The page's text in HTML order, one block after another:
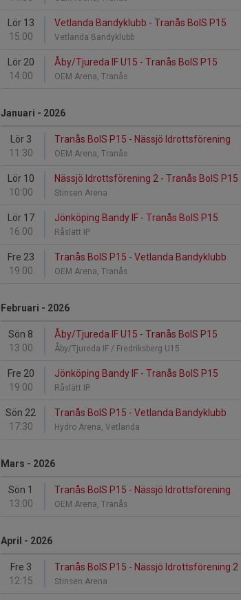
Lör 13
15:00
Vetlanda Bandyklubb - Tranås BoIS P15
Vetlanda Bandyklubb
Lör 20
14:00
Åby/Tjureda IF U15 - Tranås BoIS P15
OEM Arena, Tranås
Januari - 2026
Lör 3
11:30
Tranås BoIS P15 - Nässjö Idrottsförening
OEM Arena, Tranås
Lör 10
10:00
Nässjö Idrottsförening 2 - Tranås BoIS P15
Stinsen Arena
Lör 17
16:00
Jönköping Bandy IF - Tranås BoIS P15
Råslätt IP
Fre 23
19:00
Tranås BoIS P15 - Vetlanda Bandyklubb
OEM Arena, Tranås
Februari - 2026
Sön 8
13:00
Åby/Tjureda IF U15 - Tranås BoIS P15
Åby/Tjureda IF / Fredriksberg U15
Fre 20
19:00
Jönköping Bandy IF - Tranås BoIS P15
Råslätt IP
Sön 22
17:30
Tranås BoIS P15 - Vetlanda Bandyklubb
Hydro Arena, Vetlanda
Mars - 2026
Sön 1
13:00
Tranås BoIS P15 - Nässjö Idrottsförening
OEM Arena, Tranås
April - 2026
Fre 3
12:15
Tranås BoIS P15 - Nässjö Idrottsförening 2
Stinsen Arena